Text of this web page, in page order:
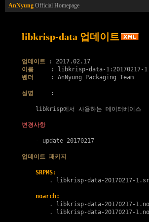
AnNyung Official Homepage
libkrisp-data 업데이트
업데이트
이름
벤더
     : AnNyung Packaging Team
설명
     :
    libkrisp에서 사용하는 데이터베이스
변경사항
    - update 20170217
업데이트 패키지
SRPMS:
        .
libkrisp-data-20170217-
noarch:
        .
libkrisp-data-20170217-
        .
libkrisp-data-20170217-